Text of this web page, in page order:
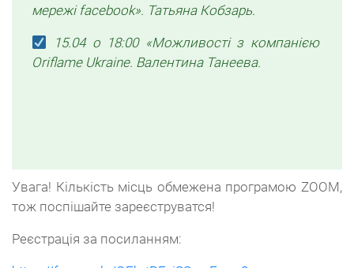
мережі facebook». Татьяна Кобзарь.
15.04 о 18:00 «Можливості з компанією
Oriflame Ukraine. Валентина Танеева.
Увага! Кількість місць обмежена програмою ZOOM,
тож поспішайте зареєструватся!
Реєстрація за посиланням: